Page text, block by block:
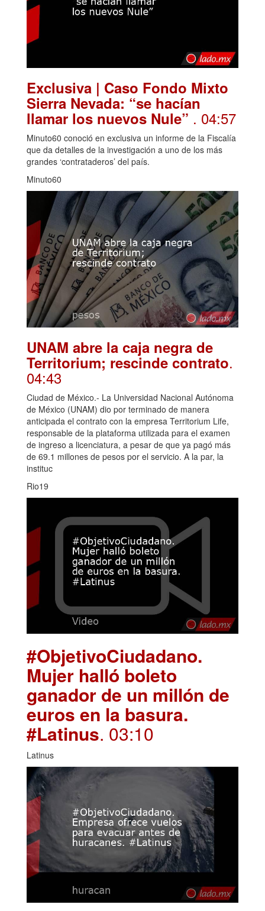
Exclusiva | Caso Fondo Mixto
Sierra Nevada: “se hacían
llamar los nuevos Nule” . 04:57
Minuto60 conoció en exclusiva un informe de la Fiscalía
que da detalles de la investigación a uno de los más
grandes ‘contrataderos’ del país.
Minuto60
UNAM abre la caja negra de
Territorium; rescinde contrato.
04:43
Ciudad de México.- La Universidad Nacional Autónoma
de México (UNAM) dio por terminado de manera
anticipada el contrato con la empresa Territorium Life,
responsable de la plataforma utilizada para el examen
de ingreso a licenciatura, a pesar de que ya pagó más
de 69.1 millones de pesos por el servicio. A la par, la
instituc
Rio19
#ObjetivoCiudadano.
Mujer halló boleto
ganador de un millón de
euros en la basura.
#Latinus. 03:10
Latinus